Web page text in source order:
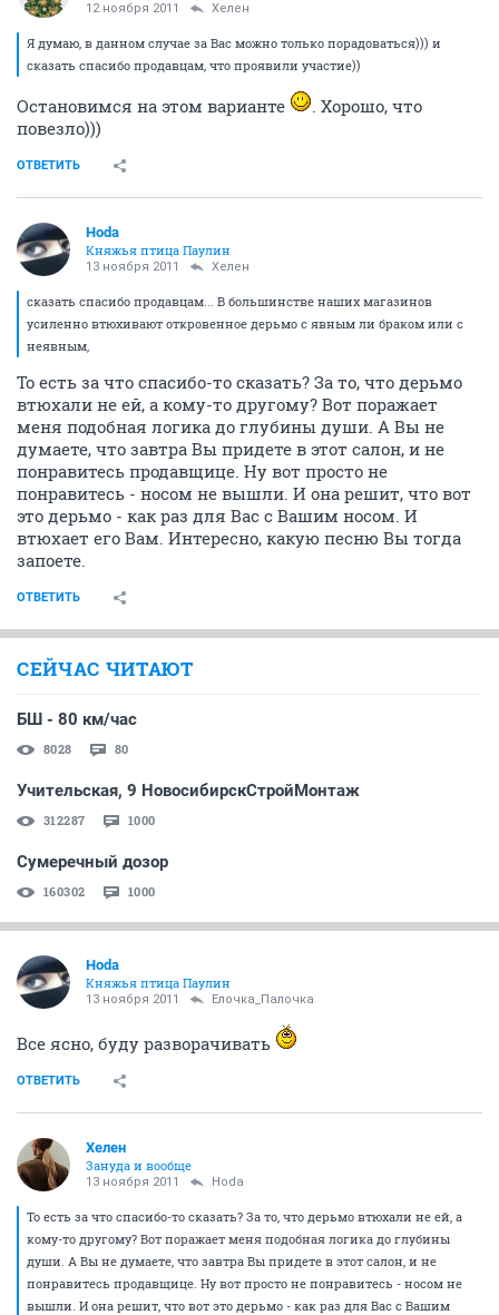
12 ноября 2011 Хелен
Я думаю, в данном случае за Вас можно только порадоваться))) и
сказать спасибо продавцам, что проявили участие))
Остановимся на этом варианте
. Хорошо, что
повезло)))
ОТВЕТИТЬ
Hoda
Княжья птица Паулин
13 ноября 2011 Хелен
сказать спасибо продавцам... В большинстве наших магазинов
усиленно втюхивают откровенное дерьмо с явным ли браком или с
неявным,
То есть за что спасибо-то сказать? За то, что дерьмо
втюхали не ей, а кому-то другому? Вот поражает
меня подобная логика до глубины души. А Вы не
думаете, что завтра Вы придете в этот салон, и не
понравитесь продавщице. Ну вот просто не
понравитесь - носом не вышли. И она решит, что вот
это дерьмо - как раз для Вас с Вашим носом. И
втюхает его Вам. Интересно, какую песню Вы тогда
запоете.
ОТВЕТИТЬ
СЕЙЧАС ЧИТАЮТ
БШ - 80 км/час
8028 80
Учительская, 9 НовосибирскСтройМонтаж
312287 1000
Сумеречный дозор
160302 1000
Hoda
Княжья птица Паулин
13 ноября 2011 Ёлочка_Палочка
Все ясно, буду разворачивать
ОТВЕТИТЬ
Хелен
Зануда и вообще
13 ноября 2011 Hoda
То есть за что спасибо-то сказать? За то, что дерьмо втюхали не ей, а
кому-то другому? Вот поражает меня подобная логика до глубины
души. А Вы не думаете, что завтра Вы придете в этот салон, и не
понравитесь продавщице. Ну вот просто не понравитесь - носом не
вышли. И она решит, что вот это дерьмо - как раз для Вас с Вашим